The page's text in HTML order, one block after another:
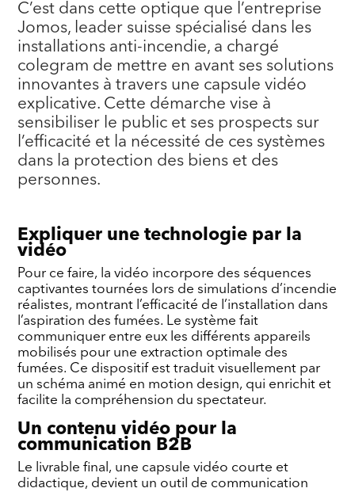
C’est dans cette optique que l’entreprise
Jomos, leader suisse spécialisé dans les
installations anti-incendie, a chargé
colegram de mettre en avant ses solutions
innovantes à travers une capsule vidéo
explicative. Cette démarche vise à
sensibiliser le public et ses prospects sur
l’efficacité et la nécessité de ces systèmes
dans la protection des biens et des
personnes.
Expliquer une technologie par la
vidéo
Pour ce faire, la vidéo incorpore des séquences
captivantes tournées lors de simulations d’incendie
réalistes, montrant l’efficacité de l’installation dans
l’aspiration des fumées. Le système fait
communiquer entre eux les différents appareils
mobilisés pour une extraction optimale des
fumées. Ce dispositif est traduit visuellement par
un schéma animé en motion design, qui enrichit et
facilite la compréhension du spectateur.
Un contenu vidéo pour la
communication B2B
Le livrable final, une capsule vidéo courte et
didactique, devient un outil de communication